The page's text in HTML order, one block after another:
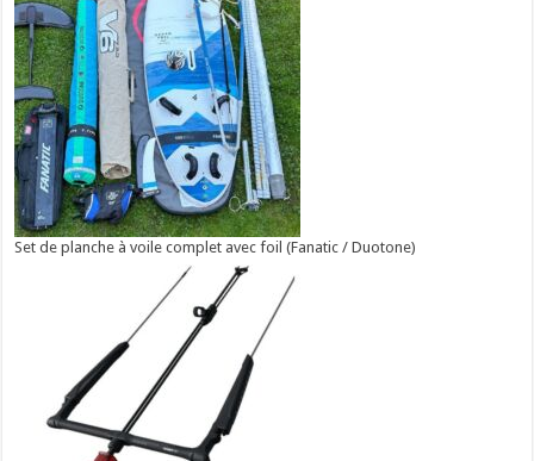
Set de planche à voile complet avec foil (Fanatic / Duotone)